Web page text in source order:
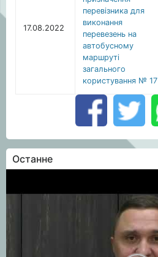
17.08.2022
перевізника для
виконання
перевезень на
автобусному
маршруті
загального
користування № 17
Останне